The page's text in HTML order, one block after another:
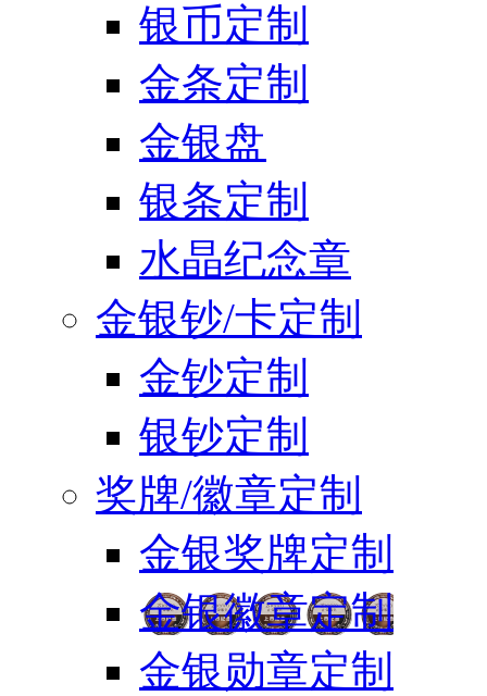
银币定制
金条定制
金银盘
银条定制
水晶纪念章
金银钞/卡定制
金钞定制
银钞定制
奖牌/徽章定制
金银奖牌定制
金银徽章定制
金银勋章定制